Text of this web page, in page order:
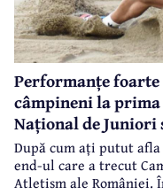
Performanțe
câmpineni la
Național de Juniori
După cum ați putut
end-ul care a trecut
Atletism ale României.